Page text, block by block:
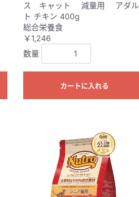
ス キャット 減量用 アダル
ト チキン 400g
総合栄養食
￥1,246
数量
カートに入れる